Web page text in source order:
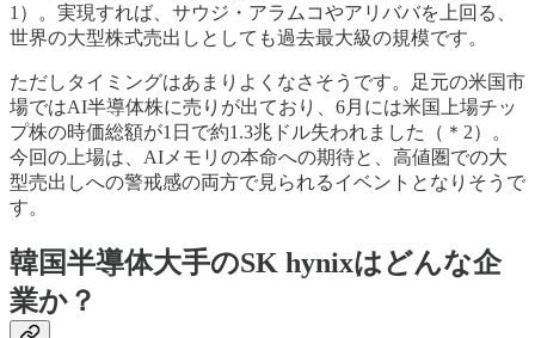
1）。実現すれば、サウジ・アラムコやアリババを上回る、
世界の大型株式売出しとしても過去最大級の規模です。
ただしタイミングはあまりよくなさそうです。足元の米国市
場ではAI半導体株に売りが出ており、6月には米国上場チッ
プ株の時価総額が1日で約1.3兆ドル失われました（＊2）。
今回の上場は、AIメモリの本命への期待と、高値圏での大
型売出しへの警戒感の両方で見られるイベントとなりそうで
す。
韓国半導体大手のSK hynixはどんな企
業か？